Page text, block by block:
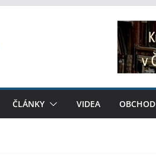
ČLÁNKY VIDEA OBCHOD